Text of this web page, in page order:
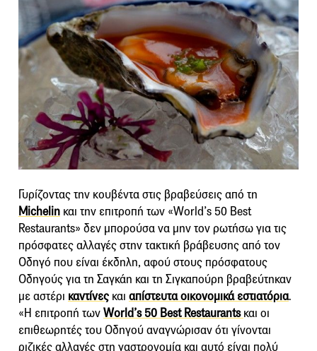
Γυρίζοντας την κουβέντα στις βραβεύσεις από τη
Michelin και την επιτροπή των «World’s 50 Best
Restaurants» δεν μπορούσα να μην τον ρωτήσω για τις
πρόσφατες αλλαγές στην τακτική βράβευσης από τον
Οδηγό που είναι έκδηλη, αφού στους πρόσφατους
Οδηγούς για τη Σαγκάη και τη Σιγκαπούρη βραβεύτηκαν
με αστέρι καντίνες και απίστευτα οικονομικά εστιατόρια.
«Η επιτροπή τωνWorld’s 50 Best Restaurantsκαι οι
επιθεωρητές του Οδηγού αναγνώρισαν ότι γίνονται
ριζικές αλλαγές στη γαστρονομία και αυτό είναι πολύ